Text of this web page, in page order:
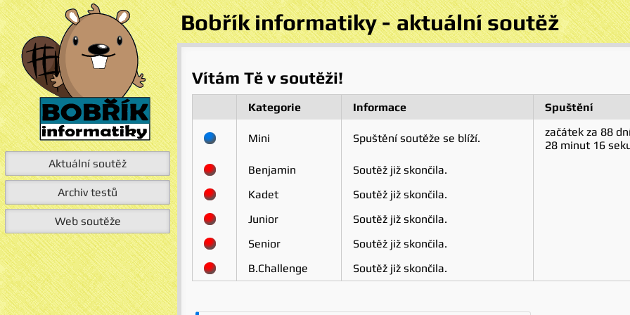
Aktuální soutěž
Archiv testů
Web soutěže
Bobřík informatiky- aktuální soutěž
Vítám Tě v soutěži!
Kategorie Informace Spuštění
Mini Spuštění soutěže se blíží. začátek za 88
28 minut 16
Benjamin
Soutěž již skončila.
Kadet
Soutěž již skončila.
Junior
Soutěž již skončila.
Senior
Soutěž již skončila.
B.Challenge
Soutěž již skončila.